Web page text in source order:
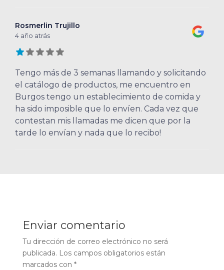
Rosmerlin Trujillo
4 año atrás
Tengo más de 3 semanas llamando y solicitando
el catálogo de productos, me encuentro en
Burgos tengo un establecimiento de comida y
ha sido imposible que lo envíen. Cada vez que
contestan mis llamadas me dicen que por la
tarde lo envían y nada que lo recibo!
Enviar comentario
Tu dirección de correo electrónico no será
publicada. Los campos obligatorios están
marcados con *